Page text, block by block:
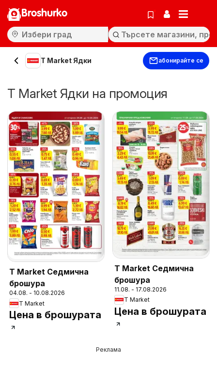
Broshurko
T Market Ядки абонирайте се
T Market Ядки на промоция
T Market Седмична
брошура
04.08. - 10.08.2026
T Market
Цена в брошурата
T Market Седмична
брошура
11.08. - 17.08.2026
T Market
Цена в брошурата
Реклама